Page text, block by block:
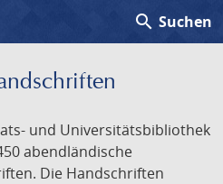
search Suchen
und Universitätsbibliothek
abendländische
Die Handschriften